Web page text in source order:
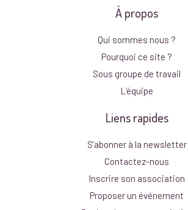
À propos
Qui sommes nous ?
Pourquoi ce site ?
Sous groupe de travail
L’équipe
Liens rapides
S’abonner à la newsletter
Contactez-nous
Inscrire son association
Proposer un événement